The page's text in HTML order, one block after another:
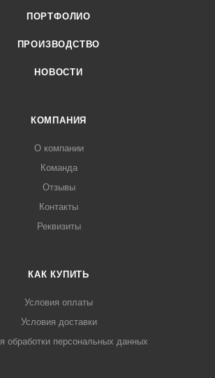
ПОРТФОЛИО
ПРОИЗВОДСТВО
НОВОСТИ
КОМПАНИЯ
О компании
Команда
Отзывы
Контакты
Реквизиты
КАК КУПИТЬ
Условия оплаты
Условия доставки
обработки персональных данных